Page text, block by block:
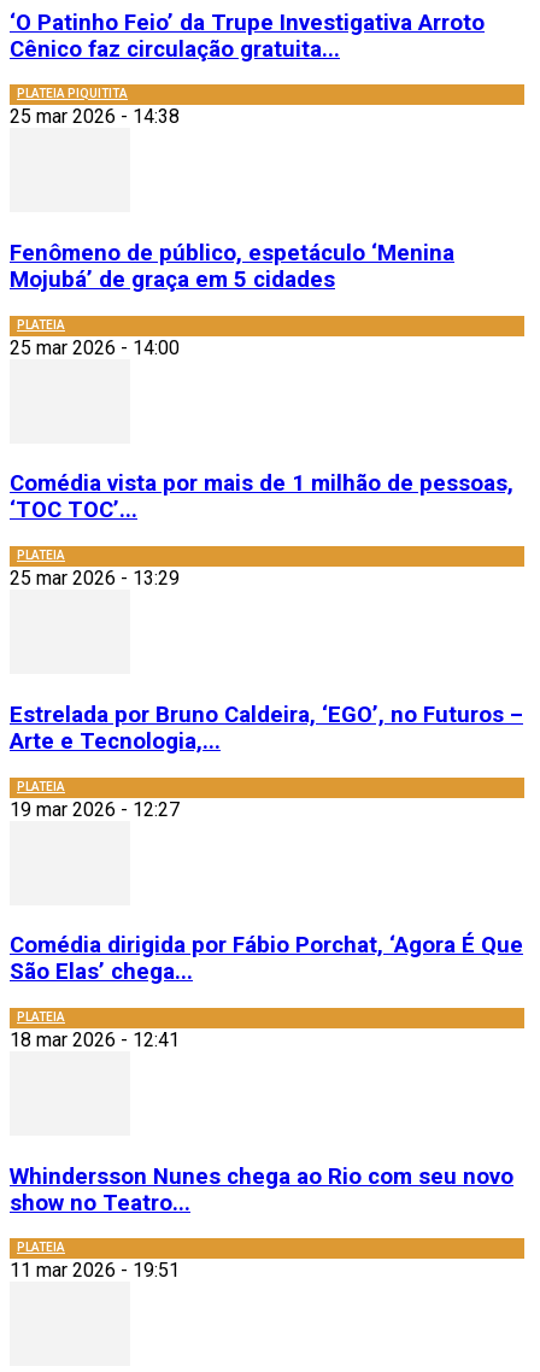
‘O Patinho Feio’ da Trupe Investigativa Arroto
Cênico faz circulação gratuita...
PLATEIA PIQUITITA
25 mar 2026 - 14:38
Fenômeno de público, espetáculo ‘Menina
Mojubá’ de graça em 5 cidades
PLATEIA
25 mar 2026 - 14:00
Comédia vista por mais de 1 milhão de pessoas,
‘TOC TOC’...
PLATEIA
25 mar 2026 - 13:29
Estrelada por Bruno Caldeira, ‘EGO’, no Futuros –
Arte e Tecnologia,...
PLATEIA
19 mar 2026 - 12:27
Comédia dirigida por Fábio Porchat, ‘Agora É Que
São Elas’ chega...
PLATEIA
18 mar 2026 - 12:41
Whindersson Nunes chega ao Rio com seu novo
show no Teatro...
PLATEIA
11 mar 2026 - 19:51